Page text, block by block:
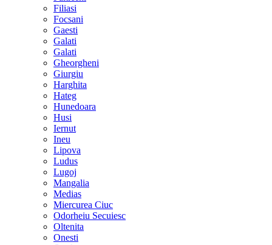
Filiasi
Focsani
Gaesti
Galati
Galati
Gheorgheni
Giurgiu
Harghita
Hateg
Hunedoara
Husi
Iernut
Ineu
Lipova
Ludus
Lugoj
Mangalia
Medias
Miercurea Ciuc
Odorheiu Secuiesc
Oltenita
Onesti